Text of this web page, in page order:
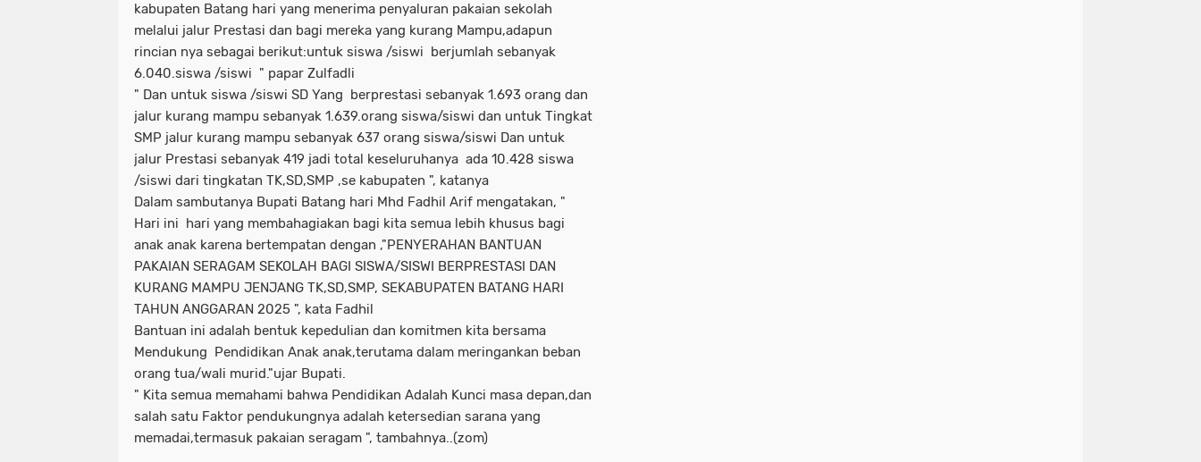
kabupaten Batang hari yang menerima penyaluran pakaian sekolah
melalui jalur Prestasi dan bagi mereka yang kurang Mampu,adapun
rincian nya sebagai berikut:untuk siswa /siswi berjumlah sebanyak
6.040.siswa /siswi " papar Zulfadli
" Dan untuk siswa /siswi SD Yang berprestasi sebanyak 1.693 orang dan
jalur kurang mampu sebanyak 1.639.orang siswa/siswi dan untuk Tingkat
SMP jalur kurang mampu sebanyak 637 orang siswa/siswi Dan untuk
jalur Prestasi sebanyak 419 jadi total keseluruhanya ada 10.428 siswa
/siswi dari tingkatan TK,SD,SMP ,se kabupaten ", katanya
Dalam sambutanya Bupati Batang hari Mhd Fadhil Arif mengatakan, "
Hari ini hari yang membahagiakan bagi kita semua lebih khusus bagi
anak anak karena bertempatan dengan ,"PENYERAHAN BANTUAN
PAKAIAN SERAGAM SEKOLAH BAGI SISWA/SISWI BERPRESTASI DAN
KURANG MAMPU JENJANG TK,SD,SMP, SEKABUPATEN BATANG HARI
TAHUN ANGGARAN 2025 ", kata Fadhil
Bantuan ini adalah bentuk kepedulian dan komitmen kita bersama
Mendukung Pendidikan Anak anak,terutama dalam meringankan beban
orang tua/wali murid."ujar Bupati.
" Kita semua memahami bahwa Pendidikan Adalah Kunci masa depan,dan
salah satu Faktor pendukungnya adalah ketersedian sarana yang
memadai,termasuk pakaian seragam ", tambahnya..(zom)